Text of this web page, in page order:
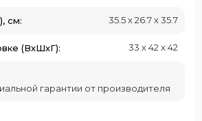
см: 35.5 x 26.7 x 35.7
(ВхШхГ): 33 x 42 x 42
гарантии от производителя